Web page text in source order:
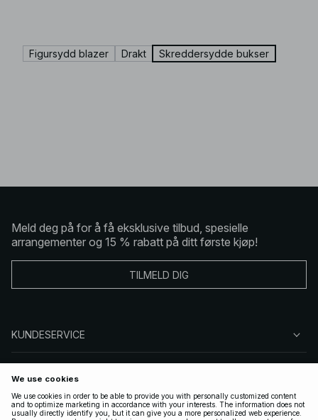
Figursydd blazer Drakt Skreddersydde bukser
Meld deg på for å få eksklusive tilbud, spesielle
arrangementer og 15 % rabatt på ditt første kjøp!
TILMELD DIG
KUNDESERVICE
FØLG OSS